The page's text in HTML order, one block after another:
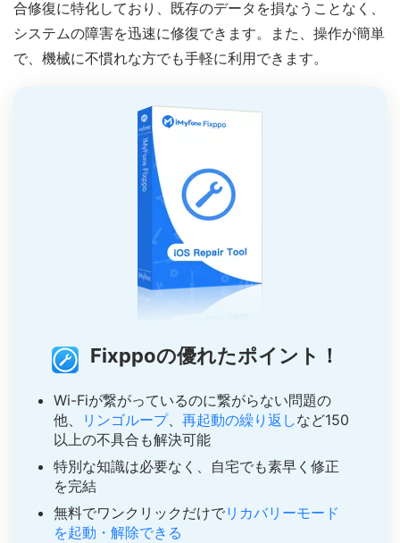
合修復に特化しており、既存のデータを損なうことなく、
システムの障害を迅速に修復できます。また、操作が簡単
で、機械に不慣れな方でも手軽に利用できます。
Fixppoの優れたポイント！
Wi-Fiが繋がっているのに繋がらない問題の
他、
リンゴループ、 再起動の繰り返しなど150
以上の不具合も解決可能
特別な知識は必要なく、自宅でも素早く修正
を完結
無料でワンクリックだけでリカバリーモード
を起動・解除できる